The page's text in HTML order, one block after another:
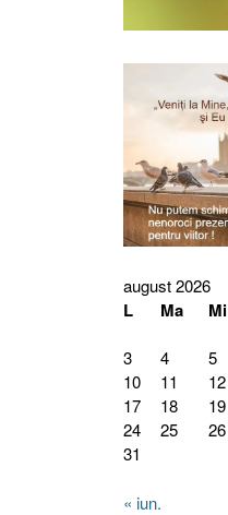
august 2026
L Ma Mi
3
4 5
10
11 12
17
18 19
24
25 26
31
« iun.